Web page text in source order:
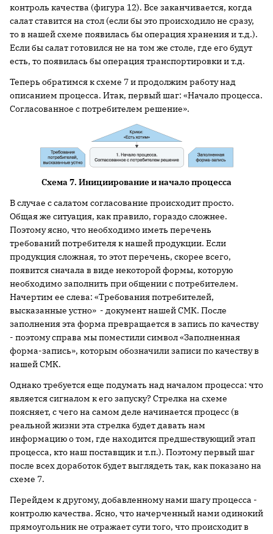
контроль качества (фигура 12). Все заканчивается, когда
салат ставится на стол (если бы это происходило не сразу,
то в нашей схеме появилась бы операция хранения и т.д.).
Если бы салат готовился не на том же столе, где его будут
есть, то появилась бы операция транспортировки и т.д.
Теперь обратимся к схеме 7 и продолжим работу над
описанием процесса. Итак, первый шаг: «Начало процесса.
Согласованное с потребителем решение».
Схема 7. Инициирование и начало процесса
В случае с салатом согласование происходит просто.
Общая же ситуация, как правило, гораздо сложнее.
Поэтому ясно, что необходимо иметь перечень
требований потребителя к нашей продукции. Если
продукция сложная, то этот перечень, скорее всего,
появится сначала в виде некоторой формы, которую
необходимо заполнить при общении с потребителем.
Начертим ее слева: «Требования потребителей,
высказанные устно» - документ нашей СМК. После
заполнения эта форма превращается в запись по качеству
- поэтому справа мы поместили символ «Заполненная
форма-запись», которым обозначили записи по качеству в
нашей СМК.
Однако требуется еще подумать над началом процесса: что
является сигналом к его запуску? Стрелка на схеме
поясняет, с чего на самом деле начинается процесс (в
реальной жизни эта стрелка будет давать нам
информацию о том, где находится предшествующий этап
процесса, кто наш поставщик и т.п.). Поэтому первый шаг
после всех доработок будет выглядеть так, как показано на
схеме 7.
Перейдем к другому, добавленному нами шагу процесса -
контролю качества. Ясно, что начерченный нами одинокий
прямоугольник не отражает сути того, что происходит в